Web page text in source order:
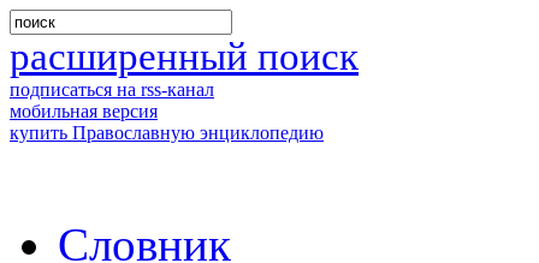
расширенный поиск
подписаться на rss-канал
мобильная версия
купить Православную энциклопедию
Словник